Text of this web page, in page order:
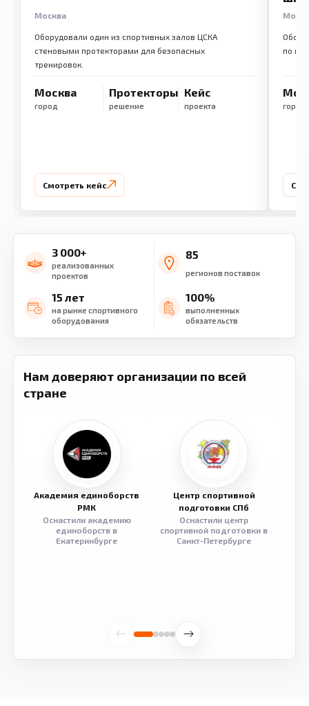
Москва
Оборудовали один из спортивных залов ЦСКА
стеновыми протекторами для безопасных
тренировок.
Москва
город
Протекторы
решение
Кейс
проекта
Смотреть кейс
по
город
3 000+
реализованных
проектов
85
регионов поставок
15 лет
на рынке спортивного
оборудования
100%
выполненных
обязательств
Нам доверяют организации по всей
стране
Академия единоборств
РМК
Оснастили академию
единоборств в
Екатеринбурге
Центр спортивной
подготовки СПб
Оснастили центр
спортивной подготовки в
Санкт-Петербурге